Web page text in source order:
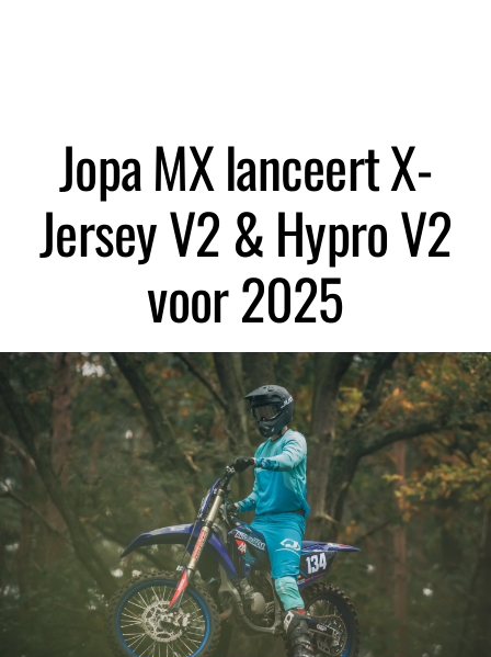
Jopa MX lanceert X-
Jersey V2 & Hypro V2
voor 2025